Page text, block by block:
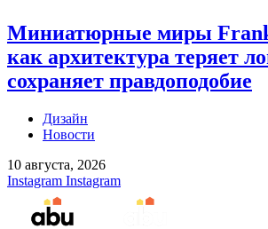
Миниатюрные миры
как архитектура теряет
сохраняет правдоподобие
Дизайн
Новости
10 августа, 2026
Instagram Instagram